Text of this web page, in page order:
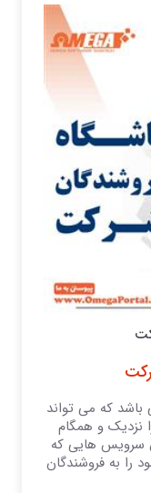
که می تواند
نزدیک و همگام
سرویس هایی که
را به فروشندگان